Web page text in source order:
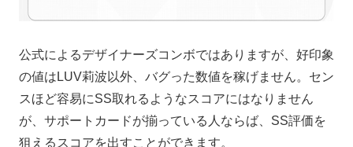
公式によるデザイナーズコンボではありますが、好印象
の値はLUV莉波以外、バグった数値を稼げません。セン
スほど容易にSS取れるようなスコアにはなりません
が、サポートカードが揃っている人ならば、SS評価を
狙えるスコアを出すことができます。